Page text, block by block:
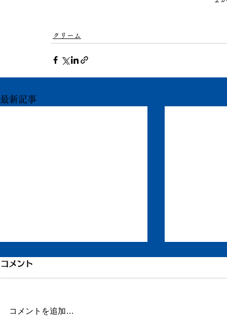
クリーム
最新記事
ぴかぴかクリーム
コメント
コメントを追加…